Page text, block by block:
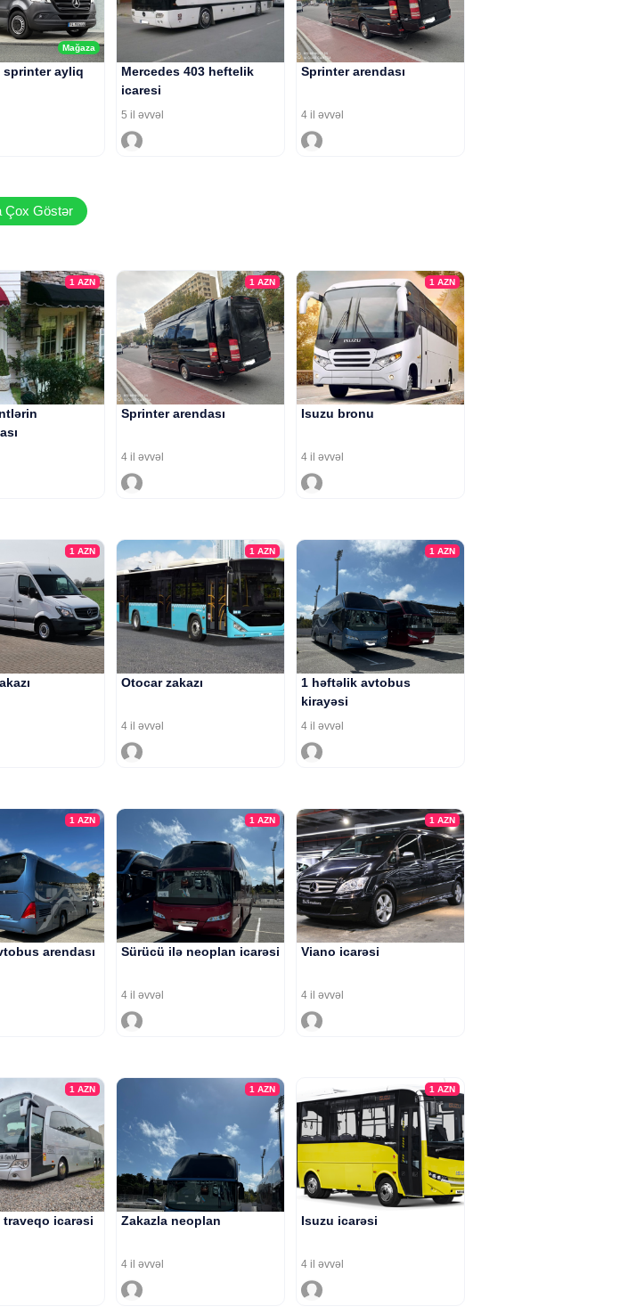
Mağaza
sprinter ayliq
Mercedes 403 heftelik
icaresi
5 il əvvəl
Sprinter arendası
4 il əvvəl
Çox Göstər
1 AZN 1 AZN
Sprinter arendası
4 il əvvəl
1 AZN
Isuzu bronu
4 il əvvəl
1 AZN 1 AZN
Otocar zakazı
4 il əvvəl
1 AZN
1 həftəlik avtobus
kirayəsi
4 il əvvəl
1 AZN
arendası
1 AZN
Sürücü ilə neoplan icarəsi
4 il əvvəl
1 AZN
Viano icarəsi
4 il əvvəl
1 AZN
traveqo icarəsi
1 AZN
Zakazla neoplan
4 il əvvəl
1 AZN
Isuzu icarəsi
4 il əvvəl